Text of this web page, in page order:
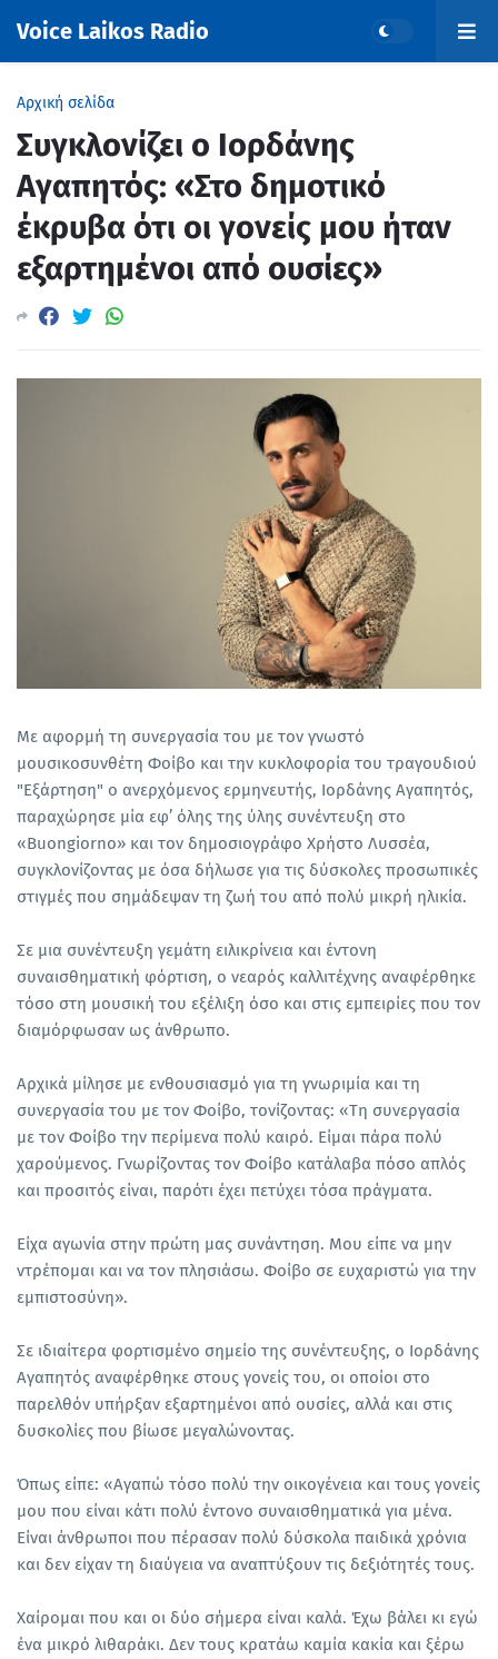
Voice Laikos Radio
Αρχική σελίδα
Συγκλονίζει ο Ιορδάνης
Αγαπητός: «Στο δημοτικό
έκρυβα ότι οι γονείς μου ήταν
εξαρτημένοι από ουσίες»
Με αφορμή τη συνεργασία του με τον γνωστό
μουσικοσυνθέτη Φοίβο και την κυκλοφορία του τραγουδιού
"Εξάρτηση" ο ανερχόμενος ερμηνευτής, Ιορδάνης Αγαπητός,
παραχώρησε μία εφ’ όλης της ύλης συνέντευξη στο
«Buongiorno» και τον δημοσιογράφο Χρήστο Λυσσέα,
συγκλονίζοντας με όσα δήλωσε για τις δύσκολες προσωπικές
στιγμές που σημάδεψαν τη ζωή του από πολύ μικρή ηλικία.
Σε μια συνέντευξη γεμάτη ειλικρίνεια και έντονη
συναισθηματική φόρτιση, ο νεαρός καλλιτέχνης αναφέρθηκε
τόσο στη μουσική του εξέλιξη όσο και στις εμπειρίες που τον
διαμόρφωσαν ως άνθρωπο.
Αρχικά μίλησε με ενθουσιασμό για τη γνωριμία και τη
συνεργασία του με τον Φοίβο, τονίζοντας: «Τη συνεργασία
με τον Φοίβο την περίμενα πολύ καιρό. Είμαι πάρα πολύ
χαρούμενος. Γνωρίζοντας τον Φοίβο κατάλαβα πόσο απλός
και προσιτός είναι, παρότι έχει πετύχει τόσα πράγματα.
Είχα αγωνία στην πρώτη μας συνάντηση. Μου είπε να μην
ντρέπομαι και να τον πλησιάσω. Φοίβο σε ευχαριστώ για την
εμπιστοσύνη».
Σε ιδιαίτερα φορτισμένο σημείο της συνέντευξης, ο Ιορδάνης
Αγαπητός αναφέρθηκε στους γονείς του, οι οποίοι στο
παρελθόν υπήρξαν εξαρτημένοι από ουσίες, αλλά και στις
δυσκολίες που βίωσε μεγαλώνοντας.
Όπως είπε: «Αγαπώ τόσο πολύ την οικογένεια και τους γονείς
μου που είναι κάτι πολύ έντονο συναισθηματικά για μένα.
Είναι άνθρωποι που πέρασαν πολύ δύσκολα παιδικά χρόνια
και δεν είχαν τη διαύγεια να αναπτύξουν τις δεξιότητές τους.
Χαίρομαι που και οι δύο σήμερα είναι καλά. Έχω βάλει κι εγώ
ένα μικρό λιθαράκι. Δεν τους κρατάω καμία κακία και ξέρω